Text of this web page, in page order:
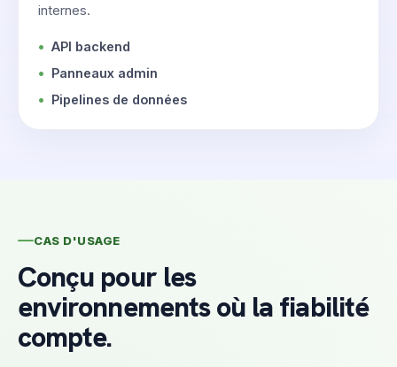
internes.
API backend
Panneaux admin
Pipelines de données
CAS D'USAGE
Conçu pour les
environnements où la fiabilité
compte.